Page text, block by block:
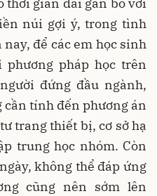
thời gian dài gắn bó với
núi gợi ý, trong tình
để các em học sinh
phương pháp học trên
đứng đầu ngành,
cần tính đến phương án
trang thiết bị, cơ sở hạ
trung học nhóm. Còn
không thể đáp ứng
cũng nên sớm lên